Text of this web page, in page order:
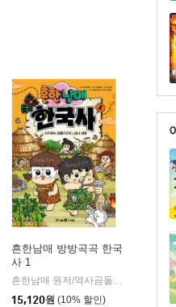
대원씨아이(단행)(대
흔한남매 방방곡곡 한국
사 1
흔한남매 원저/역사곰돌이 글/유난희 그림/미래엔 역사 교과서 집필진,흔한컴퍼니 감수
15,120원 (10% 할인)